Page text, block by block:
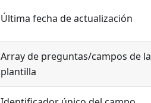
Última fecha de actualización
Array de preguntas/campos de la
plantilla